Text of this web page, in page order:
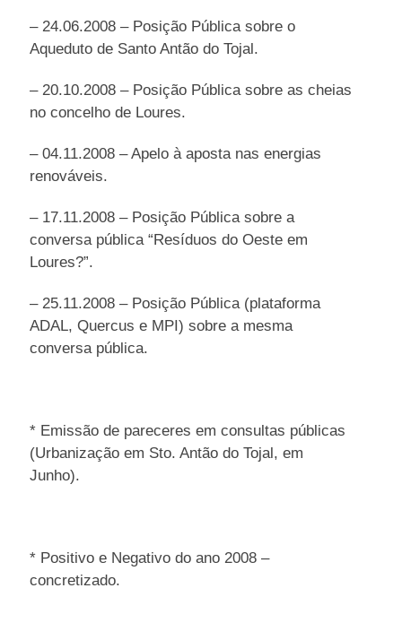
– 24.06.2008 – Posição Pública sobre o
Aqueduto de Santo Antão do Tojal.
– 20.10.2008 – Posição Pública sobre as cheias
no concelho de Loures.
– 04.11.2008 – Apelo à aposta nas energias
renováveis.
– 17.11.2008 – Posição Pública sobre a
conversa pública “Resíduos do Oeste em
Loures?”.
– 25.11.2008 – Posição Pública (plataforma
ADAL, Quercus e MPI) sobre a mesma
conversa pública.
* Emissão de pareceres em consultas públicas
(Urbanização em Sto. Antão do Tojal, em
Junho).
* Positivo e Negativo do ano 2008 –
concretizado.